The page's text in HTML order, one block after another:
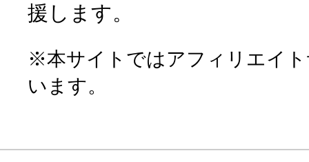
援します。
※本サイトではアフィリエイ
います。